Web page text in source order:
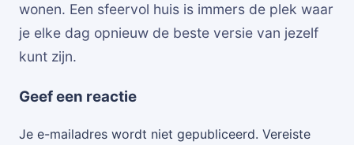
wonen. Een sfeervol huis is immers de plek waar
je elke dag opnieuw de beste versie van jezelf
kunt zijn.
Geef een reactie
Je e-mailadres wordt niet gepubliceerd. Vereiste